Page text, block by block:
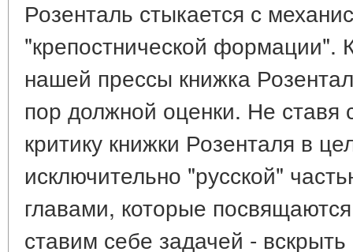
Розенталь стыкается с
"крепостнической формации".
нашей прессы книжка
пор должной оценки. Не ставя
критику книжки Розенталя в
исключительно "русской"
главами, которые
ставим себе задачей -